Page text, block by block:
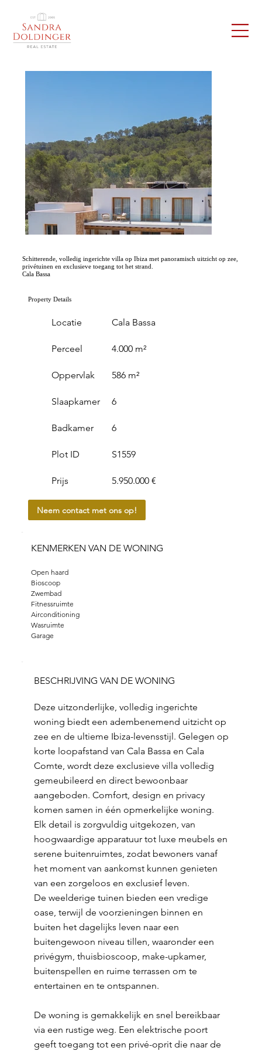
Schitterende, volledig ingerichte villa op Ibiza met panoramisch uitzicht op zee,
privétuinen en exclusieve toegang tot het strand.
Cala Bassa
Property Details
Locatie
Perceel
Oppervlak
Cala Bassa
4.000 m²
586 m²
Slaapkamer
Badkamer
6
6
Plot ID
Prijs
S1559
5.950.000 €
Neem contact met ons op!
KENMERKEN VAN DE WONING
Open haard
Bioscoop
Zwembad
Fitnessruimte
Airconditioning
Wasruimte
Garage
BESCHRIJVING VAN DE WONING
Deze uitzonderlijke, volledig ingerichte
woning biedt een adembenemend uitzicht op
zee en de ultieme Ibiza-levensstijl. Gelegen op
korte loopafstand van Cala Bassa en Cala
Comte, wordt deze exclusieve villa volledig
gemeubileerd en direct bewoonbaar
aangeboden. Comfort, design en privacy
komen samen in één opmerkelijke woning.
Elk detail is zorgvuldig uitgekozen, van
hoogwaardige apparatuur tot luxe meubels en
serene buitenruimtes, zodat bewoners vanaf
het moment van aankomst kunnen genieten
van een zorgeloos en exclusief leven.
De weelderige tuinen bieden een vredige
oase, terwijl de voorzieningen binnen en
buiten het dagelijks leven naar een
buitengewoon niveau tillen, waaronder een
privégym, thuisbioscoop, make-upkamer,
buitenspellen en ruime terrassen om te
entertainen en te ontspannen.
De woning is gemakkelijk en snel bereikbaar
via een rustige weg. Een elektrische poort
geeft toegang tot een privé-oprit die naar de